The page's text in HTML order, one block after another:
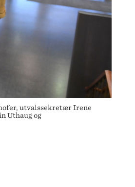
utvalssekretær Irene
Uthaug og